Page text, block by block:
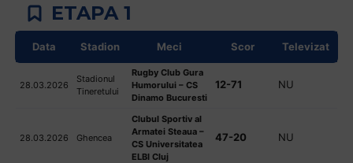
screen
reader,
ETAPA 1
Data Stadion Meci Scor Televizat
28.03.2026
Stadionul
Tineretului
Rugby Club Gura
Humorului – CS
Dinamo Bucuresti
12-71 NU
28.03.2026 Ghencea
Clubul Sportiv al
Armatei Steaua –
CS Universitatea
ELBI Cluj
47-20 NU